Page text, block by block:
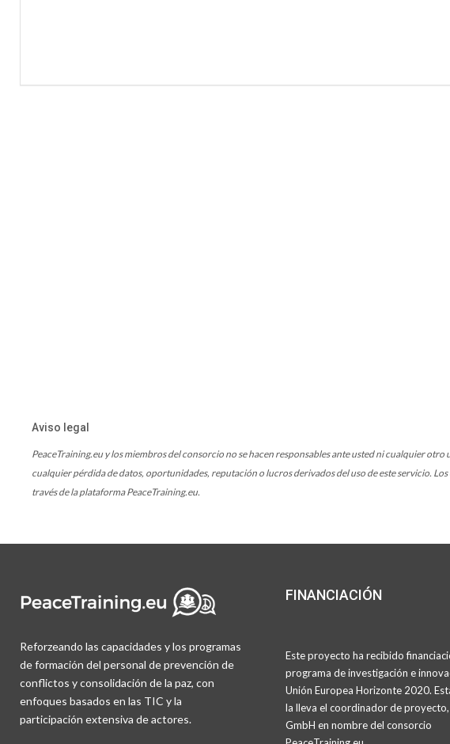
Aviso legal
PeaceTraining.eu y los miembros del consorcio no se hacen responsables ante usted ni cualquier
cualquier pérdida de datos, oportunidades, reputación o lucros derivados del uso de este servicio.
través de la plataforma PeaceTraining.eu.
Reforzeando las capacidades y los programas
de formación del personal de prevención de
conflictos y consolidación de la paz, con
enfoques basados en las TIC y la
participación extensiva de actores.
FINANCIACIÓN
Este proyecto ha recibido
programa de investigación e
Unión Europea Horizonte 2020.
la lleva el coordinador de proyecto,
GmbH en nombre del consorcio